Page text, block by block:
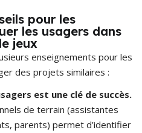
pour les
les usagers dans
jeux
enseignements pour les
des projets similaires :
est une clé de succès.
de terrain (assistantes
parents) permet d’identifier